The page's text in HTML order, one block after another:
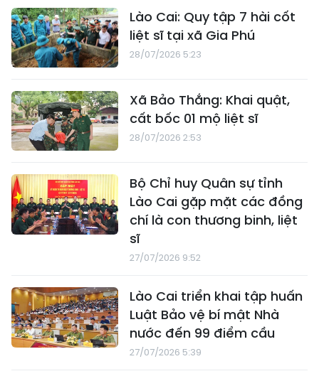
Lào Cai: Quy tập 7 hài cốt
liệt sĩ tại xã Gia Phú
28/07/2026 5:23
Xã Bảo Thắng: Khai quật,
cất bốc 01 mộ liệt sĩ
28/07/2026 2:53
Bộ Chỉ huy Quân sự tỉnh
Lào Cai gặp mặt các đồng
chí là con thương binh, liệt
sĩ
27/07/2026 9:52
Lào Cai triển khai tập huấn
Luật Bảo vệ bí mật Nhà
nước đến 99 điểm cầu
27/07/2026 5:39